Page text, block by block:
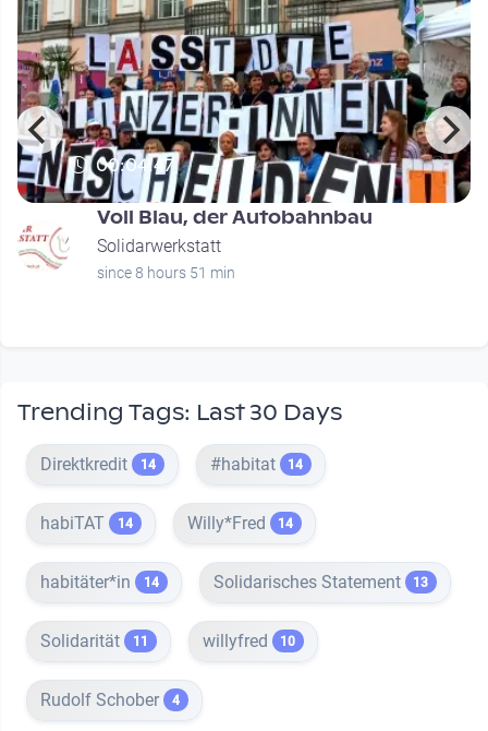
00:04:47
Voll Blau, der Autobahnbau
Solidarwerkstatt
since 8 hours 51 min
Trending Tags: Last 30 Days
Direktkredit 14 #habitat 14
habiTAT 14 Willy*Fred 14
habitäter*in 14 Solidarisches Statement 13
Solidarität 11 willyfred 10
Rudolf Schober 4